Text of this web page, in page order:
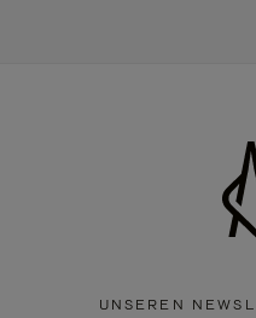
UNSEREN